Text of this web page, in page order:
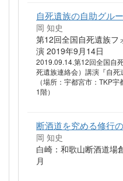
自死遺族の自助グル
岡 知史
第12回全国自死遺族フ
演 2019年9月14日
2019.09.14.第12回全国自
死遺族連絡会）講演『自死
（場所：宇都宮市：TKP
1階）
断酒道を究める修行
岡 知史
白崎：和歌山断酒道場
月